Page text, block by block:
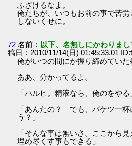
ふざけるなよ。
俺たちが、いつもお前の事で苦
しないくせに。
72 名前： 以下、名無しにかわりま
稿日：2010/11/14(日) 01:45:33.01
俺がいつの間にか握り締めていた
ああ、分かってるよ。
「ハルヒ。精液なら、俺のをやる
「あんたの？ でも、バケツ一杯
う？」
「そんな事は無いさ。ここから
埋め尽くす事もできる」